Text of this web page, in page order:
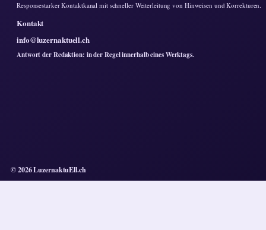
Responsestarker Kontaktkanal mit schneller Weiterleitung von Hinweisen und Korrekturen.
Kontakt
info@luzernaktuell.ch
Antwort der Redaktion: in der Regel innerhalb eines Werktags.
© 2026 LuzernaktuEll.ch